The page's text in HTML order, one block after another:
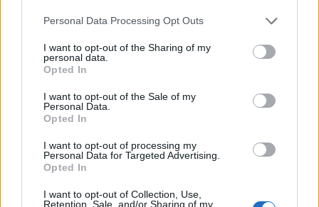
Please note that this website/app uses one or more Google
not limited to your visit or usage behaviour. You may click to
grant or deny consent to Google and its third-party tags to
use your data for below specified purposes in below Google
consent section.
Personal Data Processing Opt Outs
I want to opt-out of the Sharing of my
personal data.
Opted In
I want to opt-out of the Sale of my
Personal Data.
Opted In
I want to opt-out of processing my
Personal Data for Targeted Advertising.
Opted In
I want to opt-out of Collection, Use,
Retention, Sale, and/or Sharing of my
posameznik kazensko odgovoren za javno spodbujanje
sovraštva, nasilja ali nestrpnosti. Komentarji z žaljivimi,
rasističnimi, diskriminatornimi ali nezakonitimi vsebinami bodo
odstranjeni. Pravila komentiranja →
Failed to fetch
Dravograd